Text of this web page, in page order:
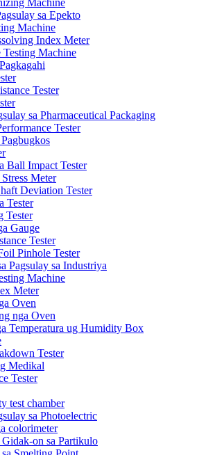
sa Epekto
Machine
Index Meter
Testing Machine
Tester
sa Pharmaceutical Packaging
Tester
Ball Impact Tester
Meter
Deviation Tester
Tester
Tester
Gauge
Tester
Pinhole Tester
Pagsulay sa Industriya
Machine
Meter
Oven
nga Oven
Temperatura ug Humidity Box
Tester
Medikal
Tester
test chamber
sa Photoelectric
colorimeter
on sa Partikulo